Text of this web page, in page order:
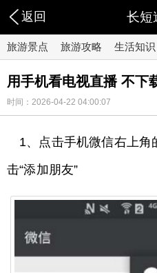
返回 长短
旅游景点 旅游攻略 生活知识
用手机看电视直播 不下
时间：2026-04-22 04:00:07
1、点击手机微信右上角
击“添加朋友”